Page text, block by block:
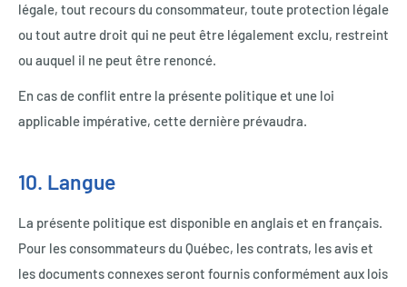
légale, tout recours du consommateur, toute protection légale
ou tout autre droit qui ne peut être légalement exclu, restreint
ou auquel il ne peut être renoncé.
En cas de conflit entre la présente politique et une loi
applicable impérative, cette dernière prévaudra.
10. Langue
La présente politique est disponible en anglais et en français.
Pour les consommateurs du Québec, les contrats, les avis et
les documents connexes seront fournis conformément aux lois